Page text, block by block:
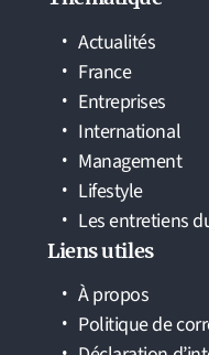
Actualités
France
Entreprises
International
Management
Lifestyle
Les entretiens
Liens utiles
À propos
Politique de